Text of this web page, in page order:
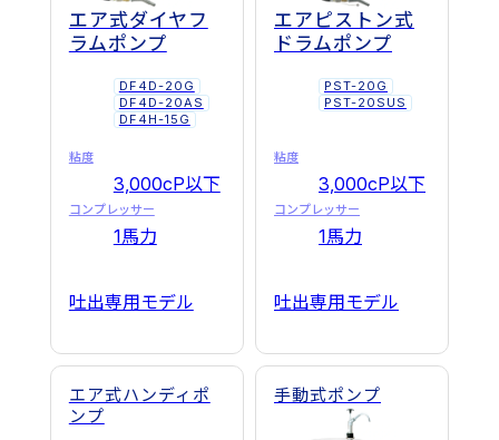
エア式ダイヤフ
ラムポンプ
DF4D-20G
DF4D-20AS
DF4H-15G
粘度
3,000cP以下
コンプレッサー
1馬力
吐出専用モデル
エアピストン式
ドラムポンプ
PST-20G
PST-20SUS
粘度
3,000cP以下
コンプレッサー
1馬力
吐出専用モデル
エア式ハンディポ
ンプ
手動式ポンプ